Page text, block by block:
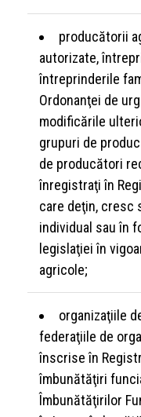
producătorii
autorizate,
întreprinderile
Ordonanţei de
modificările
grupuri de
de producători
înregistraţi în
care deţin, cresc
individual sau în
legislaţiei în
agricole;
organizaţiile
federaţiile de
înscrise în
îmbunătăţiri
Îmbunătăţirilor